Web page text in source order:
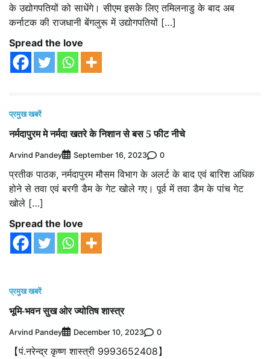
के उद्योगपतियों को साधेंगे। सीएम इसके लिए तमिलनाडु के बाद अब
कर्नाटक की राजधानी बेंगलुरू में उद्योगपतियों […]
Spread the love
प्रमुख खबरें
नर्मदापुरम मे नर्मदा खतरे के निशान से बस 5 फीट नीचे
Arvind Pandey September 16, 2023 0
प्रतीक पाठक, नर्मदापुरम मौसम विभाग के अलर्ट के बाद एवं बारिश अधिक
होने से तवा एवं बरगी डैम के गेट खोले गए। पूर्व में तवा डैम के पांच गेट
खोले […]
Spread the love
प्रमुख खबरें
भूमि-भवन सुख ओर ज्योतिष शास्त्र
Arvind Pandey December 10, 2023 0
【पं.नरेन्द्र कृष्ण शास्त्री 9993652408】